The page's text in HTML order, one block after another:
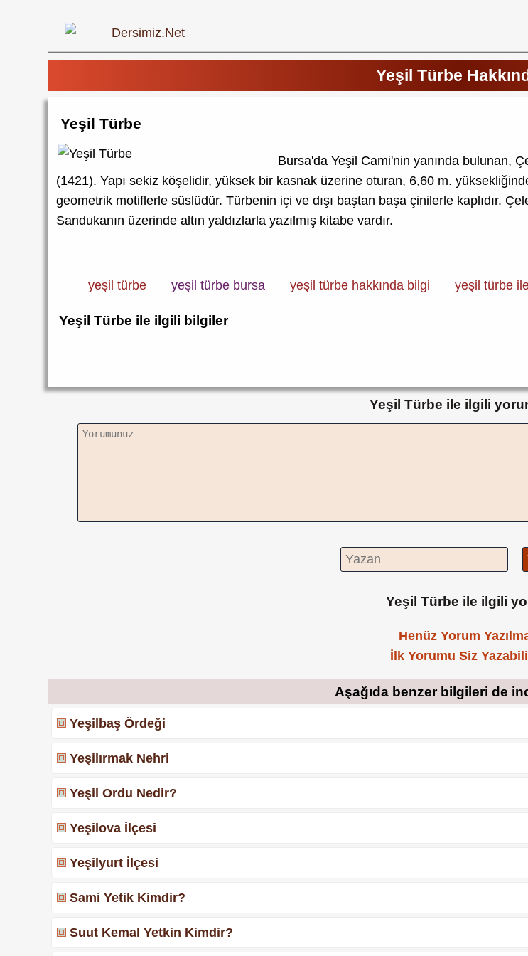
Yeşil Türbe
Yeşil Türbe
Bursa'da Yeşil Cami'nin yanında bulunan,
(1421). Yapı sekiz köşelidir, yüksek bir kasnak üzerine oturan, 6,60 m.
geometrik motiflerle süslüdür. Türbenin içi ve dışı baştan başa çinilerle kaplıdır.
Sandukanın üzerinde altın yaldızlarla yazılmış kitabe vardır.
yeşil türbe yeşil türbe bursa yeşil türbe hakkında bilgi yeşil türbe
Yeşil Türbe ile ilgili bilgiler
Yeşil Türbe ile ilgili
Yeşil Türbe ile ilgili
Henüz Yorum
İlk Yorumu Siz
Aşağıda benzer bilgileri de
Yeşilbaş Ördeği
Yeşilırmak Nehri
Yeşil Ordu Nedir?
Yeşilova İlçesi
Yeşilyurt İlçesi
Sami Yetik Kimdir?
Suut Kemal Yetkin Kimdir?